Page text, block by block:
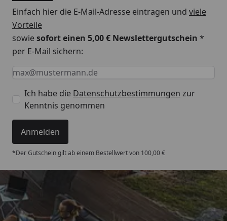
Einfach hier die E-Mail-Adresse eintragen und viele
Vorteile
sowiesofort einen 5,00 € Newslettergutschein *
per E-Mail sichern:
Keine Eingabe erforderlich
Eingabe erforderlich
E-Mail *
Ich habe die Datenschutzbestimmungen zur
Kenntnis genommen
Anmelden
*Der Gutschein gilt ab einem Bestellwert von 100,00 €
Trusted Shops